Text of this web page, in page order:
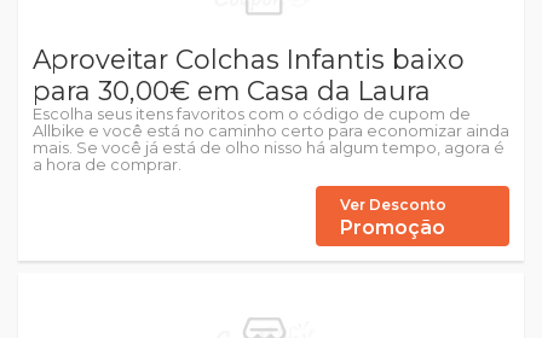
Aproveitar Colchas Infantis baixo
para 30,00€ em Casa da Laura
Escolha seus itens favoritos com o código de cupom de
Allbike e você está no caminho certo para economizar ainda
mais. Se você já está de olho nisso há algum tempo, agora é
a hora de comprar.
Ver Desconto
Promoção